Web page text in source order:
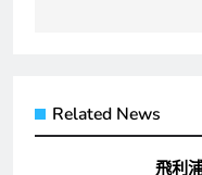
Related News
飛利